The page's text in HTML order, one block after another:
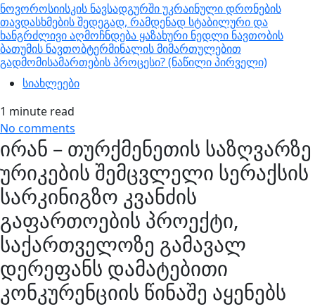
ნოვოროსიისკის ნავსადგურში უკრაინული დრონების
თავდასხმების შედეგად, რამდენად სტაბილური და
ხანგრძლივი აღმოჩნდება ყაზახური ნედლი ნავთობის
ბათუმის ნავთობტერმინალის მიმართულებით
გადმომისამართების პროცესი? (ნაწილი პირველი)
სიახლეები
1 minute read
No comments
ირან – თურქმენეთის საზღვარზე
ურიკების შემცვლელი სერაქსის
სარკინიგზო კვანძის
გაფართოების პროექტი,
საქართველოზე გამავალ
დერეფანს დამატებითი
კონკურენციის წინაშე აყენებს